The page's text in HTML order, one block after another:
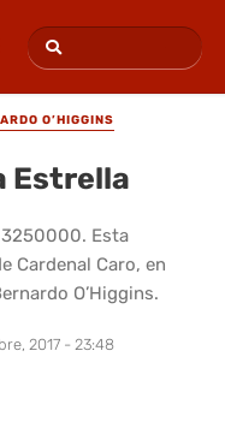
O’HIGGINS
Estrella
3250000. Esta
Cardenal Caro, en
O’Higgins.
2017 - 23:48